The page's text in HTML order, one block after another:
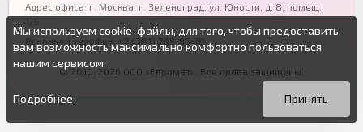
Адрес офиса: г. Москва, г. Зеленоград ул. Юности, д. 8, помещ.
1/5
Основной телефон:
+7 (381) 269-95-70
© 2010-2026 ООО «Евромат». Все права защищены.
Мы используем cookie-файлы, для того, чтобы предоставить
вам возможность максимально комфортно пользоваться
нашим сервисом.
Вы можете подробнее прочитать о cookie-файлах в открытых
источниках или изменить настройки своего браузера.
Продолжая пользоваться данным сайтом без изменения
настроек вы даете согласие на использование ваших cookie-
Принять
Подробнее